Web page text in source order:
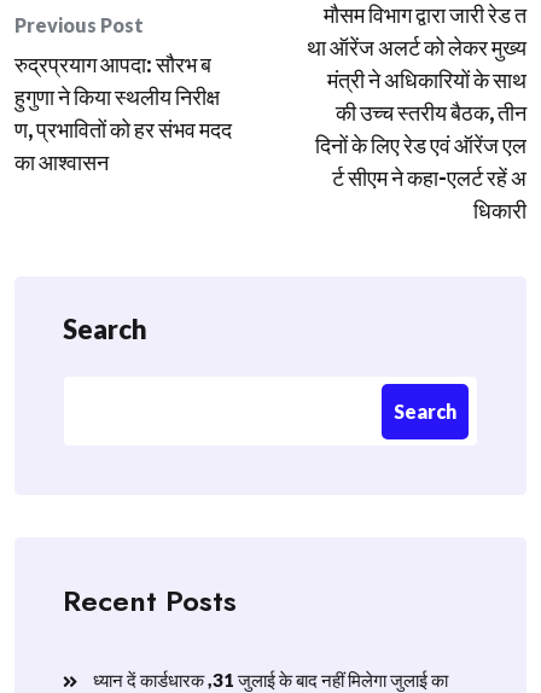
navigation
Previous Post
रुद्रप्रयाग आपदा: सौरभ ब
हुगुणा ने किया स्थलीय निरीक्ष
ण, प्रभावितों को हर संभव मदद
का आश्वासन
मौसम विभाग द्वारा जारी रेड त
था ऑरेंज अलर्ट को लेकर मुख्य
मंत्री ने अधिकारियों के साथ
की उच्च स्तरीय बैठक, तीन
दिनों के लिए रेड एवं ऑरेंज एल
र्ट सीएम ने कहा-एलर्ट रहें अ
धिकारी
Search
Search
Recent Posts
ध्यान दें कार्डधारक ,31 जुलाई के बाद नहीं मिलेगा जुलाई का